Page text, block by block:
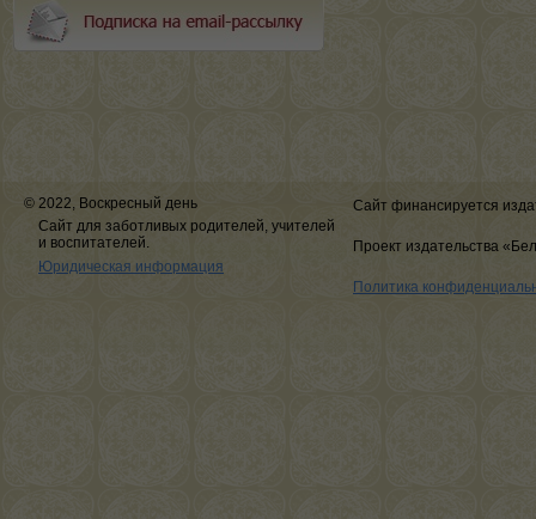
© 2022, Воскресный день
Сайт для заботливых родителей, учителей
и воспитателей.
Юридическая информация
Сайт финансируется
Проект издательства
Политика